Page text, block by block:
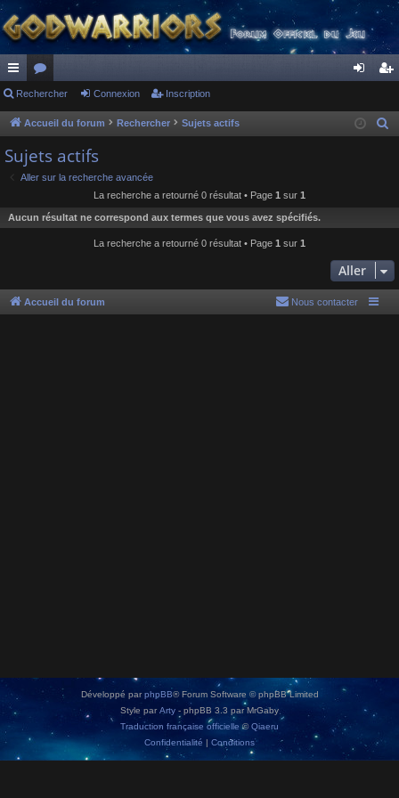
ac
co
ur
ci
or
u
s
ne cri
Rechercher Connexion Inscription
Accueil du forum Rechercher Sujets actifs
h
e
Sujets actifs
Aller sur la recherche avancée
La recherche a retourné 0 résultat • Page 1 sur 1
Aucun résultat ne correspond aux termes que vous avez spécifiés.
La recherche a retourné 0 résultat • Page 1 sur 1
Aller
Accueil du forum Nous contacter
Développé par phpBB® Forum Software © phpBB Limited
Style parArty - phpBB 3.3 par MrGaby
Traduction française officielle ©Qiaeru
Confidentialité | Conditions